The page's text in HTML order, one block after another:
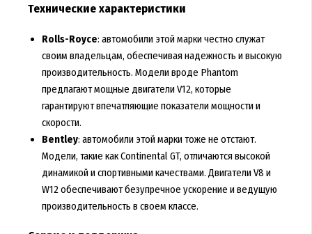
Технические характеристики
Rolls-Royce: автомобили этой марки честно служат
своим владельцам, обеспечивая надежность и высокую
производительность. Модели вроде Phantom
предлагают мощные двигатели V12, которые
гарантируют впечатляющие показатели мощности и
скорости.
Bentley: автомобили этой марки тоже не отстают.
Модели, такие как Continental GT, отличаются высокой
динамикой и спортивными качествами. Двигатели V8 и
W12 обеспечивают безупречное ускорение и ведущую
производительность в своем классе.